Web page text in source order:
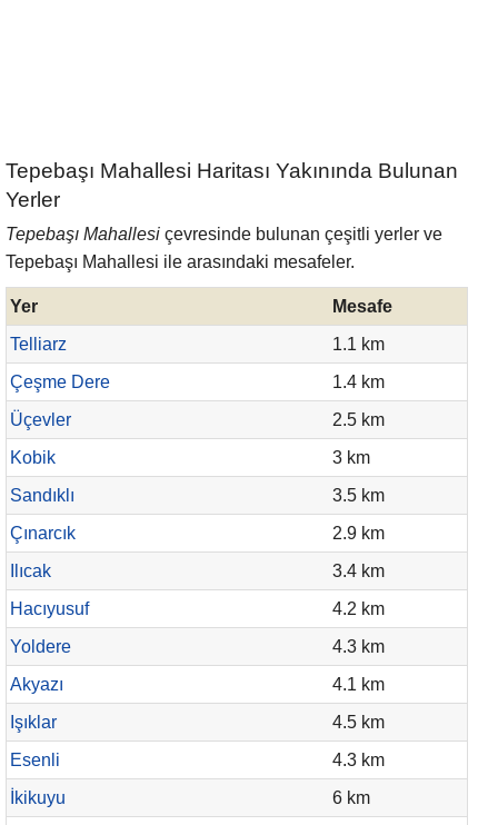
Tepebaşı Mahallesi Haritası Yakınında Bulunan
Yerler
Tepebaşı Mahallesi çevresinde bulunan çeşitli yerler ve
Tepebaşı Mahallesi ile arasındaki mesafeler.
Yer
Mesafe
Telliarz
1.1 km
Çeşme Dere
1.4 km
Üçevler
2.5 km
Kobik
3 km
Sandıklı
3.5 km
Çınarcık
2.9 km
Ilıcak
3.4 km
Hacıyusuf
4.2 km
Yoldere
4.3 km
Akyazı
4.1 km
Işıklar
4.5 km
Esenli
4.3 km
İkikuyu
6 km